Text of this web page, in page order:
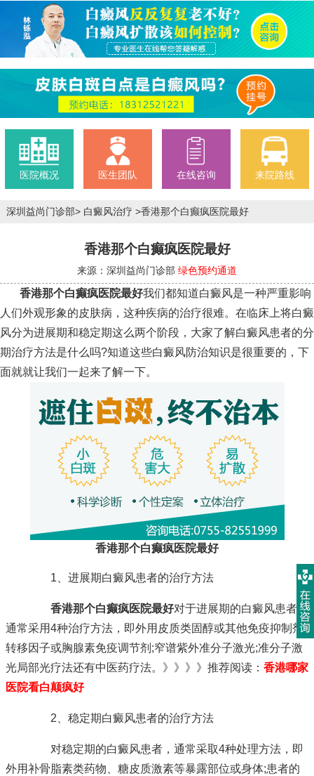
医院概况 医生团队 在线咨询 来院路线
深圳益尚门诊部>白癜风治疗 >香港那个白癫疯医院最好
香港那个白癫疯医院最好
来源：深圳益尚门诊部 绿色预约通道
香港那个白癫疯医院最好我们都知道白癜风是一种严重影响
人们外观形象的皮肤病，这种疾病的治疗很难。在临床上将白癜
风分为进展期和稳定期这么两个阶段，大家了解白癜风患者的分
期治疗方法是什么吗?知道这些白癜风防治知识是很重要的，下
面就就让我们一起来了解一下。
香港那个白癫疯医院最好
1、进展期白癜风患者的治疗方法
香港那个白癫疯医院最好对于进展期的白癜风患者，
通常采用4种治疗方法，即外用皮质类固醇或其他免疫抑制剂;
转移因子或胸腺素免疫调节剂;窄谱紫外准分子激光;准分子激
光局部光疗法还有中医药疗法。》》》》推荐阅读： 香港哪家
医院看白颠疯好
2、稳定期白癜风患者的治疗方法
对稳定期的白癜风患者，通常采取4种处理方法，即
外用补骨脂素类药物、糖皮质激素等暴露部位或身体;患者的